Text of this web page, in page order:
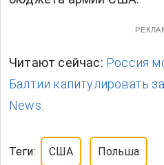
Читают сейчас: Россия
Балтии капитулировать
News.
Теги: США Польша